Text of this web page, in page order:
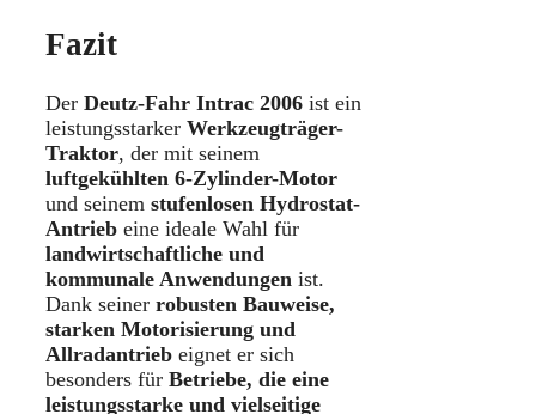
Fazit
Der Deutz-Fahr Intrac 2006 ist ein
leistungsstarker Werkzeugträger-
Traktor, der mit seinem
luftgekühlten 6-Zylinder-Motor
und seinem stufenlosen Hydrostat-
Antrieb eine ideale Wahl für
landwirtschaftliche und
kommunale Anwendungen ist.
Dank seiner robusten Bauweise,
starken Motorisierung und
Allradantrieb eignet er sich
besonders für Betriebe, die eine
leistungsstarke und vielseitige